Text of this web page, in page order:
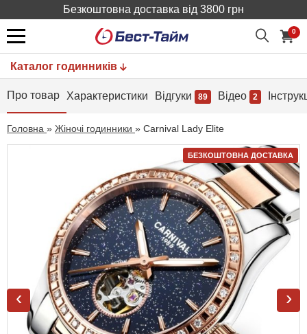
Безкоштовна доставка від 3800 грн
0
Каталог годинників
Про товар Характеристики Відгуки 89 Відео 2
Головна » Жіночі годинники » Carnival Lady Elite
БЕЗКОШТОВНА ДОСТАВКА
‹ ›